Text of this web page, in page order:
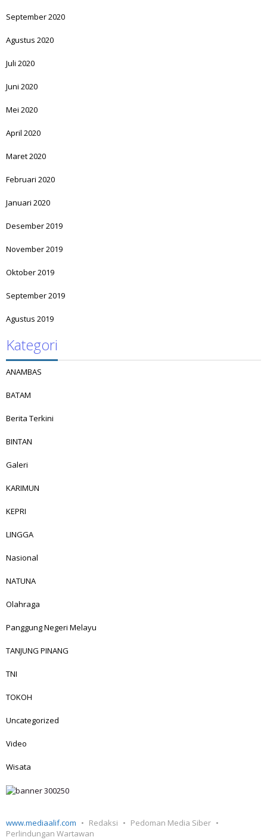
September 2020
Agustus 2020
Juli 2020
Juni 2020
Mei 2020
April 2020
Maret 2020
Februari 2020
Januari 2020
Desember 2019
November 2019
Oktober 2019
September 2019
Agustus 2019
Kategori
ANAMBAS
BATAM
Berita Terkini
BINTAN
Galeri
KARIMUN
KEPRI
LINGGA
Nasional
NATUNA
Olahraga
Panggung Negeri Melayu
TANJUNG PINANG
TNI
TOKOH
Uncategorized
Video
Wisata
www.mediaalif.com Redaksi
Pedoman Media Siber
Perlindungan Wartawan